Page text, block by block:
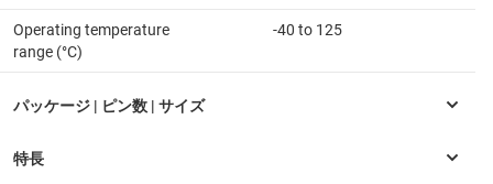
Operating temperature
range (°C)
-40 to 125